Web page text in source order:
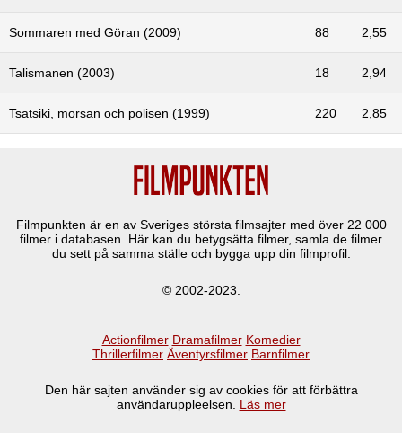
Sommaren med Göran (2009) 88 2,55
Talismanen (2003) 18 2,94
Tsatsiki, morsan och polisen (1999) 220 2,85
Filmpunkten är en av Sveriges största filmsajter med över 22 000
filmer i databasen. Här kan du betygsätta filmer, samla de filmer
du sett på samma ställe och bygga upp din filmprofil.
© 2002-2023.
Actionfilmer Dramafilmer Komedier
Thrillerfilmer Äventyrsfilmer Barnfilmer
Den här sajten använder sig av cookies för att förbättra
användaruppleelsen. Läs mer